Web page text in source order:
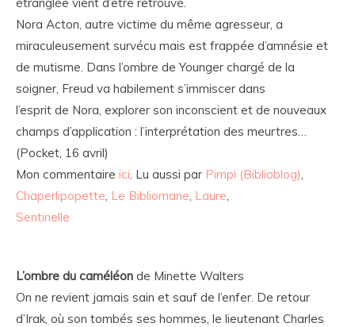
Nora Acton, autre victime du même agresseur, a
miraculeusement survécu mais est frappée d’amnésie et
de mutisme. Dans l’ombre de Younger chargé de la
soigner, Freud va habilement s’immiscer dans
l’esprit de Nora, explorer son inconscient et de nouveaux
champs d’application : l’interprétation des meurtres…
(Pocket, 16 avril)
Mon commentaire ici. Lu aussi par Pimpi (Biblioblog),
Chaperlipopette, Le Bibliomane, Laure,
Sentinelle
L’ombre du caméléon de Minette Walters
On ne revient jamais sain et sauf de l’enfer. De retour
d’Irak, où son tombés ses hommes, le lieutenant Charles